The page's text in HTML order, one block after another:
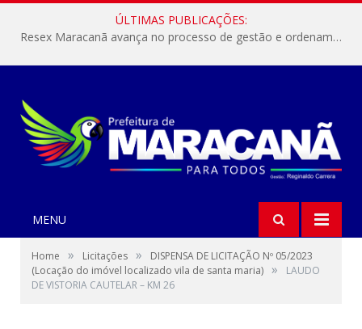
ÚLTIMAS PUBLICAÇÕES:
Resex Maracanã avança no processo de gestão e ordenamento do turismo em nossas áreas protegidas.
MENU
Home » Licitações »
DISPENSA DE LICITAÇÃO Nº 05/2023
(Locação do imóvel localizado vila de santa maria) »
LAUDO
DE VISTORIA CAUTELAR – KM 26